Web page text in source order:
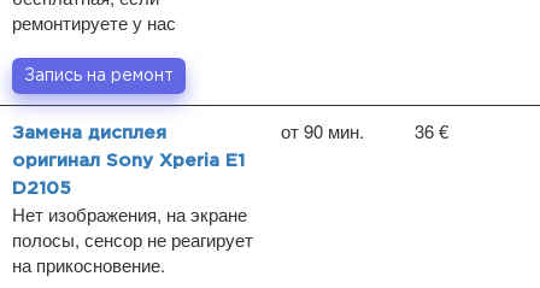
ремонтируете у нас
Запись на ремонт
Замена дисплея
оригинал Sony Xperia E1
D2105
Нет изображения, на экране
полосы, сенсор не реагирует
на прикосновение.
от 90 мин. 36 €